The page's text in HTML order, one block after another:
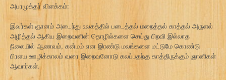
அபரமுக்தர் விளக்கம்:
இவர்கள் ஞானம் அடைந்து உலகத்தில் படைத்தல் மறைத்தல் காத்தல் அருளல்
அழித்தல் ஆகிய இறைவனின் தொழில்களை செய்து பிறவி இல்லாத
நிலையில் ஆணவம், கன்மம் என இரண்டு மலங்களை மட்டுமே கொண்டு
பிரளய ஊழிக்காலம் வரை இறைவனோடு கலப்பதற்கு காத்திருக்கும் ஞானிகள்
ஆவார்கள்.